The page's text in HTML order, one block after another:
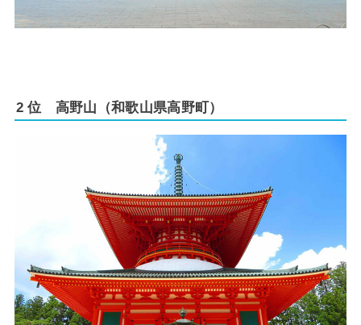
2 位 高野山（和歌山県高野町）